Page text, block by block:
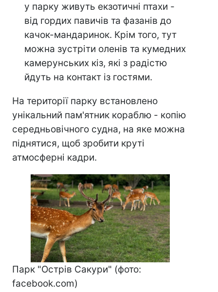
у парку живуть екзотичні птахи -
від гордих павичів та фазанів до
качок-мандаринок. Крім того, тут
можна зустріти оленів та кумедних
камерунських кіз, які з радістю
йдуть на контакт із гостями.
На території парку встановлено
унікальний пам'ятник кораблю - копію
середньовічного судна, на яке можна
піднятися, щоб зробити круті
атмосферні кадри.
Парк "Острів Сакури" (фото:
facebook.com)